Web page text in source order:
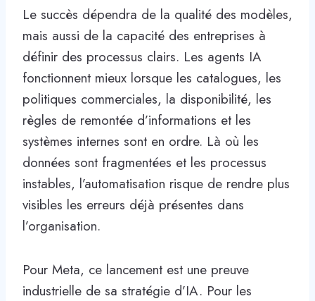
Le succès dépendra de la qualité des modèles,
mais aussi de la capacité des entreprises à
définir des processus clairs. Les agents IA
fonctionnent mieux lorsque les catalogues, les
politiques commerciales, la disponibilité, les
règles de remontée d’informations et les
systèmes internes sont en ordre. Là où les
données sont fragmentées et les processus
instables, l’automatisation risque de rendre plus
visibles les erreurs déjà présentes dans
l’organisation.
Pour Meta, ce lancement est une preuve
industrielle de sa stratégie d’IA. Pour les